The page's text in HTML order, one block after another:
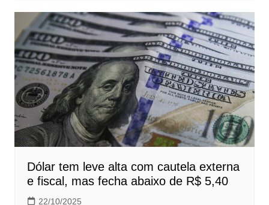
Dólar tem leve alta com cautela externa
e fiscal, mas fecha abaixo de R$ 5,40
22/10/2025